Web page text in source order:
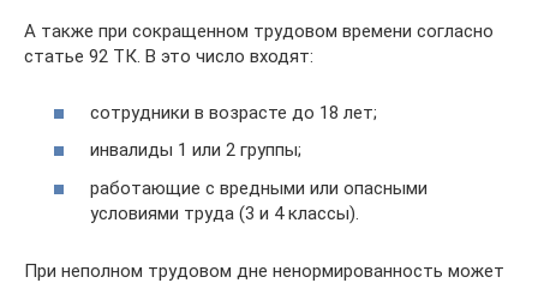
А также при сокращенном трудовом времени согласно
статье 92 ТК. В это число входят:
сотрудники в возрасте до 18 лет;
инвалиды 1 или 2 группы;
работающие с вредными или опасными
условиями труда (3 и 4 классы).
При неполном трудовом дне ненормированность может